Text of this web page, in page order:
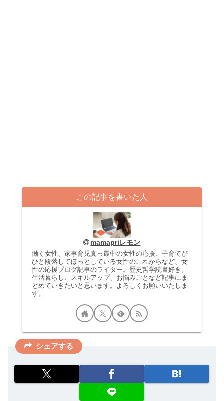
この記事を書いた人
mamapriレモン
働く女性、家事育児真っ最中の女性の応援、子育てが
ひと段落してほっとしている女性のこれからなど、女
性の応援ブログ記事のライター。歴史哲学読書好き。
生活暮らし、スキルアップ、お悩みごとなど記事にま
とめていきたいと思います。よろしくお願いいたしま
す。
シェアする